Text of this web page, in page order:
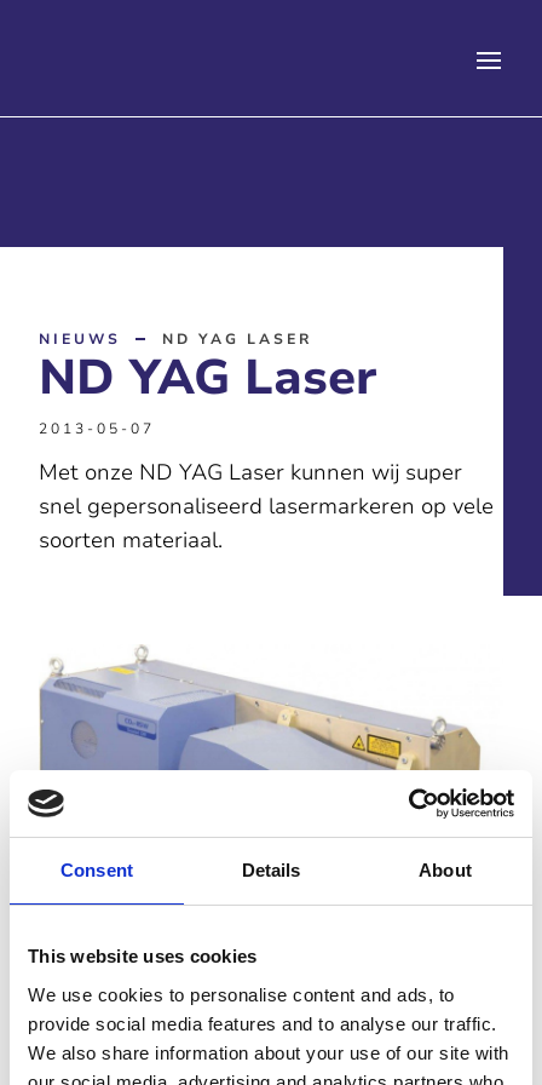
Consent Details About
This website uses cookies
We use cookies to personalise content and ads, to
provide social media features and to analyse our traffic.
We also share information about your use of our site with
NIEUWS ND YAG LASER
ND YAG Laser
2013-05-07
Met onze ND YAG Laser kunnen wij super
snel gepersonaliseerd lasermarkeren op vele
soorten materiaal.
mogelijk ook grote items perfect en met ultra dunne
lijnen te markeren. Of het nu om een logo of tekst
gaat wij draaien er onze hand niet voor om.